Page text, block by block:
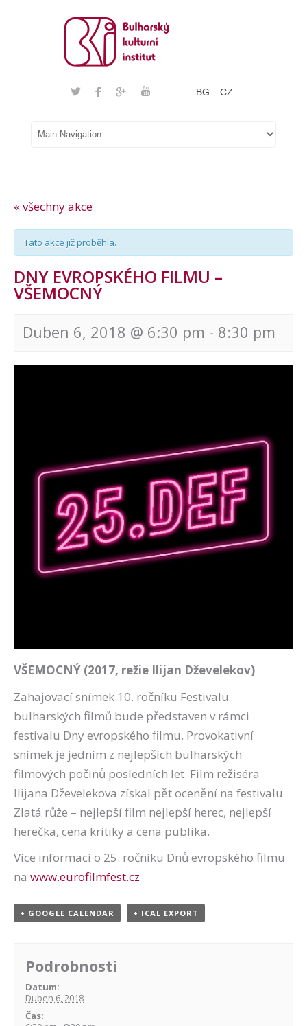
BG CZ
« všechny akce
Tato akce již proběhla.
DNY EVROPSKÉHO FILMU –
VŠEMOCNÝ
Duben 6, 2018 @ 6:30 pm - 8:30 pm
Navigace
VŠEMOCNÝ (2017, režie Ilijan Dževelekov)
Zahajovací snímek 10. ročníku Festivalu
bulharských filmů bude představen v rámci
festivalu Dny evropského filmu. Provokativní
snímek je jedním z nejlepších bulharských
filmových počinů posledních let. Film režiséra
Ilijana Dževelekova získal pět ocenění na festivalu
Zlatá růže – nejlepší film nejlepší herec, nejlepší
herečka, cena kritiky a cena publika.
Více informací o 25. ročníku Dnů evropského filmu
na www.eurofilmfest.cz
+ GOOGLE CALENDAR + ICAL EXPORT
Podrobnosti
Datum:
Duben 6, 2018
Čas: